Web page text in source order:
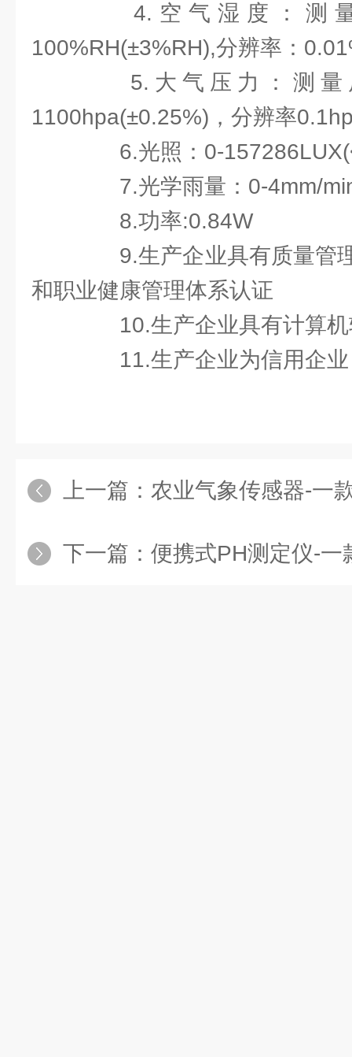
4.空气湿度：测量
100%RH(±3%RH),分辨率：
5.大气压力：测量
1100hpa(±0.25%)，分辨率
6.光照：0-
7.光学雨量：0-4mm/
8.功率:0.84W
9.生产企业具有质量管
和职业健康管理体系认证
10.生产企业具有计算机
11.生产企业为信用企业
上一篇： 农业气象传感器-一款
下一篇： 便携式PH测定仪-一款功